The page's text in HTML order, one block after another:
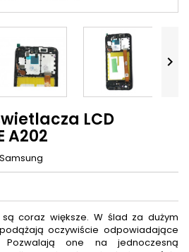

LCD
A202
są coraz większe. W ślad za dużym
oczywiście odpowiadające
one na jednoczesną